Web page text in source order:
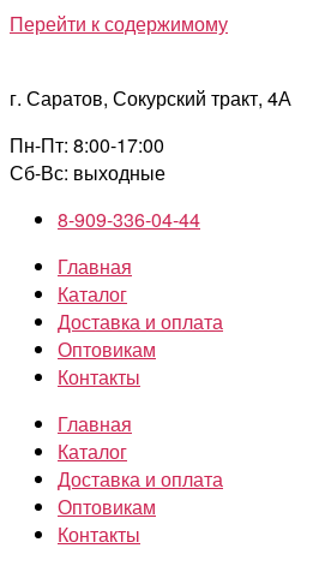
Перейти к содержимому
г. Саратов, Сокурский тракт, 4А
Пн-Пт: 8:00-17:00
Сб-Вс: выходные
8-909-336-04-44
Главная
Каталог
Доставка и оплата
Оптовикам
Контакты
Главная
Каталог
Доставка и оплата
Оптовикам
Контакты